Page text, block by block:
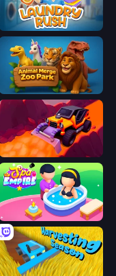
Laundry Rush
Animal Merge Zoo Park
Sand King
Spa Empire